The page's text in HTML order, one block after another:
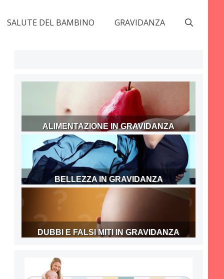
SALUTE DEL BAMBINO GRAVIDANZA
ALIMENTAZIONE IN GRAVIDANZA
BELLEZZA IN GRAVIDANZA
DUBBI E FALSI MITI IN GRAVIDANZA